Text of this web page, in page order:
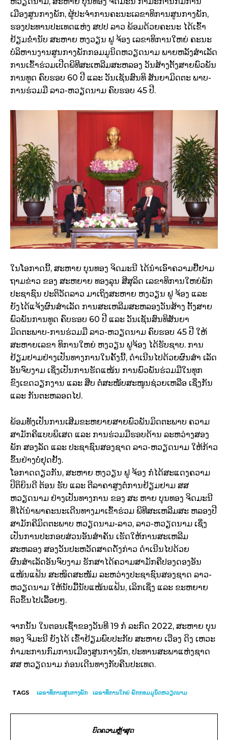
ເມືອງສູນກາງພັກ, ຜູ້ປະຈຳການຄະນະເລຂາທິການສູນກາງພັກ,
ຮອງປະທານປະເທດແຫ່ງ ສປປ ລາວ ພ້ອມດ້ວຍຄະນະ ໄດ້ເຂົ້າ
ຢ້ຽມຂໍ່ານັບ ສະຫາຍ ຫງວຽນ ຟູ ຈ້ອງ ເລຂາທິການໃຫຍ່ ຄະນະ
ບໍລິຫານງານສູນກາງພັກກອມມູນິດຫວຽດນາມ ພາຍຫລັງສໍາເລັດ
ການເຂົ້າຮ່ວມເປີດພິທີສະເຫລີມສະຫລອງ ວັນສ້າງຕັ້ງສາຍພົວພັນ
ການທູດ ຄົບຮອບ 60 ປີ ແລະ ວັນເຊັນສົນທິ ສັນຍາມິດຕະ ພາບ-
ການຮ່ວມມື ລາວ-ຫວຽດນາມ ຄົບຮອບ 45 ປີ.
ໃນໂອກາດນີ້, ສະຫາຍ ບຸນທອງ ຈິດມະນີ ໄດ້ນໍາເອົາຄວາມຢື້ຢາມ
ຖາມຂ່າວ ຂອງ ສະຫຍາຍ ທອງລຸນ ສີສຸລິດ ເລຂາທິການໃຫຍ່ພັກ
ປະຊາຊົນ ປະຕິວັດລາວ ມາເຖິງສະຫາຍ ຫງວຽນ ຟູ ຈ້ອງ ແລະ
ຍັງໄດ້ແຈ້ງຜົນສຳເລັດ ການສະເຫລີມສະຫລອງວັນສ້າງ ຕັ້ງສາຍ
ພົວພັນການທູດ ຄົບຮອບ 60 ປີ ແລະ ວັນເຊັນສົນທິສັນຍາ
ມິດຕະພາບ-ການຮ່ວມມື ລາວ-ຫວຽດນາມ ຄົບຮອບ 45 ປີ ໃຫ້
ສະຫາຍເລຂາ ທິການໃຫຍ່ ຫງວຽນ ຟູຈ້ອງ ໄດ້ຮັບຊາບ. ການ
ຢ້ຽມຢາມຢ່າງເປັນທາງການໃນຄັ້ງນີ້, ດໍາເນີນໄປດ້ວຍຜົນສຳ ເລັດ
ອັນຈົບງາມ ເຊິ່ງເປັນການຮັດແໜ້ນ ການພົວພັນຮ່ວມມືໃນທຸກ
ຂົງເຂດວຽກງານ ແລະ ສືບ ຕໍ່ສະໜັບສະໜູນຊ່ວຍເຫລືອ ເຊິ່ງກັນ
ແລະ ກັນຕະຫລອດໄປ.
ພ້ອມທັງເປັນການເສີມຂະຫຍາຍສາຍພົວພັນມິດຕະພາບ ຄວາມ
ສາມັກຄີແບບພິເສດ ແລະ ການຮ່ວມມືຮອບດ້ານ ລະຫວ່າງສອງ
ພັກ ສອງລັດ ແລະ ປະຊາຊົນສອງຊາດ ລາວ-ຫວຽດນາມ ໃຫ້ກ້າວ
ຂຶ້ນຢ່າງບໍ່ຢຸດຢັ້ງ.
ໂອກາດດຽວກັນ, ສະຫາຍ ຫງວຽນ ຟູ ຈ້ອງ ກໍໄດ້ສະແດງຄວາມ
ປິຕິຍິນດີ ຕ້ອນ ຮັບ ແລະ ຕີລາຄາສູງຕໍ່ການຢ້ຽມຢາມ ສສ
ຫວຽດນາມ ຢ່າງເປັນທາງການ ຂອງ ສະ ຫາຍ ບຸນທອງ ຈິດມະນີ
ທີ່ໄດ້ນຳພາຄະນະເດີນທາງມາເຂົ້າຮ່ວມ ພິທີສະເຫລີມສະ ຫລອງປີ
ສາມັກຄີມິດຕະພາບ ຫວຽດນາມ-ລາວ, ລາວ-ຫວຽດນາມ ເຊິ່ງ
ເປັນການປະກອບສ່ວນອັນສຳຄັນ ເຮັດໃຫ້ການສະເຫລີມ
ສະຫລອງ ສອງວັນປະຫວັດສາດດັ່ງກ່າວ ດຳເນີນໄປດ້ວຍ
ຜົນສຳເລັດອັນຈົບງາມ ຮັກສາໄດ້ຄວາມສາມັກຄືປອງດອງອັນ
ແໜ້ນແຟ້ນ ສະໜິດສະໜັມ ລະຫວ່າງປະຊາຊົນສອງຊາດ ລາວ-
ຫວຽດນາມ ໃຫ້ນັບມື້ນັບແໜ້ນແຟ້ນ, ເລິກເຊິ່ງ ແລະ ຂະຫຍາຍ
ຕົວຂຶ້ນໄປເລື້ອຍໆ.
ຈາກນັ້ນ ໃນຕອນເຊົ້າຂອງວັນທີ 19 ກໍ ລະກົດ 2022, ສະຫາຍ ບຸນ
ທອງ ຈິມະນີ ຍັງໄດ້ ເຂົ້າຢ້ຽມພົບປະກັບ ສະຫາຍ ເວືອງ ດິງ ເຫວະ
ກຳມະການກົມການເມືອງສູນກາງພັກ, ປະທານສະພາແຫ່ງຊາດ
ສສ ຫວຽດນາມ ກ່ອນເດີນທາງກັບຄືນປະເທດ.
TAGS ເລຂາທິການສູນກາງພັກ ເລຂາທິການໃກຍ່ ພັກກອມມູນິດຫວຽດນາມ
ບົດຄວາມຫຼ້າສຸດ